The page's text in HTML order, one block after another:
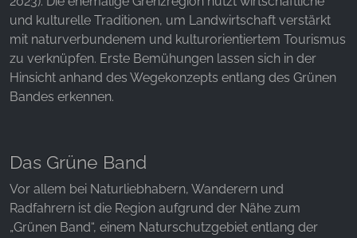
und kulturelle Traditionen, um Landwirtschaft verstärkt
mit naturverbundenem und kulturorientiertem Tourismus
zu verknüpfen. Erste Bemühungen lassen sich in der
Hinsicht anhand des Wegekonzepts entlang des Grünen
Bandes erkennen.
Das Grüne Band
Vor allem bei Naturliebhabern, Wanderern und
Radfahrern ist die Region aufgrund der Nähe zum
„Grünen Band“, einem Naturschutzgebiet entlang der
Facebook Pixel
Name:
_fbp, fr, _fbq, fbq
Zweck:
Werbemessung und Marketing
Cookie Laufzeit:
3 Monate - 1 Jahr